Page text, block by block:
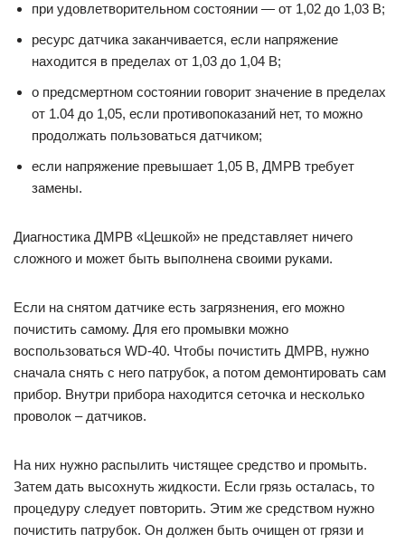
при удовлетворительном состоянии — от 1,02 до 1,03 В;
ресурс датчика заканчивается, если напряжение
находится в пределах от 1,03 до 1,04 В;
о предсмертном состоянии говорит значение в пределах
от 1.04 до 1,05, если противопоказаний нет, то можно
продолжать пользоваться датчиком;
если напряжение превышает 1,05 В, ДМРВ требует
замены.
Диагностика ДМРВ «Цешкой» не представляет ничего
сложного и может быть выполнена своими руками.
Если на снятом датчике есть загрязнения, его можно
почистить самому. Для его промывки можно
воспользоваться WD-40. Чтобы почистить ДМРВ, нужно
сначала снять с него патрубок, а потом демонтировать сам
прибор. Внутри прибора находится сеточка и несколько
проволок – датчиков.
На них нужно распылить чистящее средство и промыть.
Затем дать высохнуть жидкости. Если грязь осталась, то
процедуру следует повторить. Этим же средством нужно
почистить патрубок. Он должен быть очищен от грязи и